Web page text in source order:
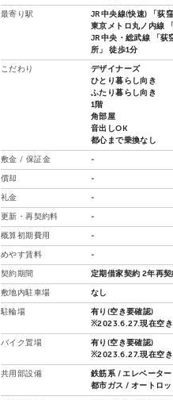
最寄り駅
JR中央線(快速) 「荻
東京メトロ丸ノ内線
JR中央・総武線 「荻
所」 徒歩1分
こだわり
デザイナーズ
ひとり暮らし向き
ふたり暮らし向き
1階
角部屋
音出しOK
都心まで乗換なし
敷金 / 保証金 -
償却 -
礼金 -
更新・再契約料 -
概算初期費用 -
めやす賃料 -
契約期間 定期借家契約 2年再契
敷地内駐車場 なし
駐輪場
有り(空き要確認)
※2023.6.27.現在空き
バイク置場
有り(空き要確認)
※2023.6.27.現在空き
共用部設備
鉄筋系 / エレベータ
都市ガス / オートロッ